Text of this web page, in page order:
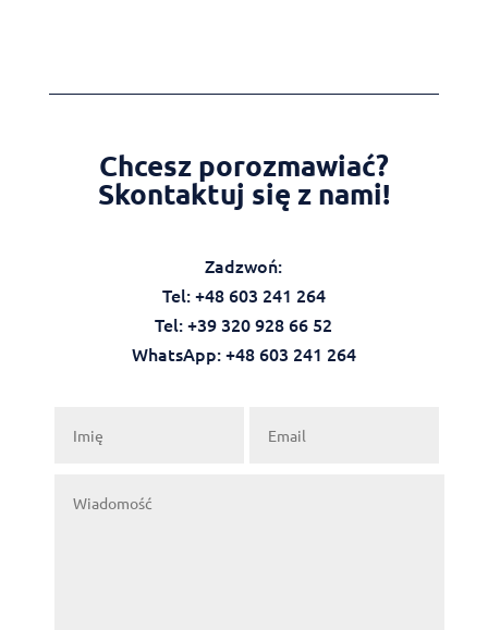
Chcesz porozmawiać?
Skontaktuj się z nami!
Zadzwoń:
Tel: +48 603 241 264
Tel: +39 320 928 66 52
WhatsApp: +48 603 241 264‬‬